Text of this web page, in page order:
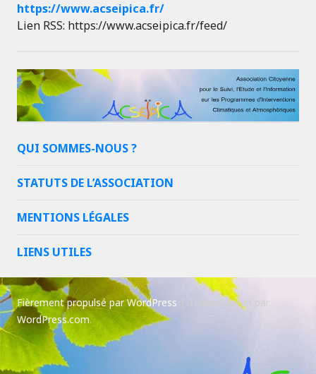
https://www.acseipica.fr/
Lien RSS: https://www.acseipica.fr/feed/
QUI SOMMES-NOUS ?
STATUTS DE L’ASSOCIATION
MENTIONS LÉGALES
LIENS UTILES
Fièrement propulsé par WordPress
Thème Goran par
WordPress.com.